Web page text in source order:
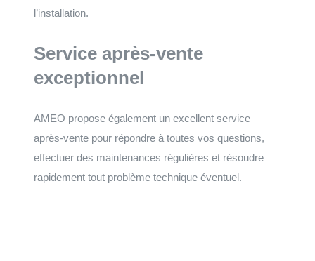
l’installation.
Service après-vente
exceptionnel
AMEO propose également un excellent service
après-vente pour répondre à toutes vos questions,
effectuer des maintenances régulières et résoudre
rapidement tout problème technique éventuel.